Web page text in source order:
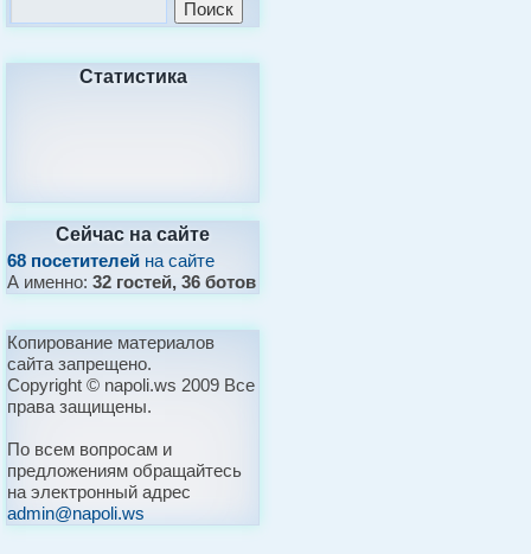
Статистика
Сейчас на сайте
68 посетителей на сайте
А именно:32 гостей, 36 ботов
Копирование материалов
сайта запрещено.
Copyright © napoli.ws 2009 Все
права защищены.
По всем вопросам и
предложениям обращайтесь
на электронный адрес
admin@napoli.ws